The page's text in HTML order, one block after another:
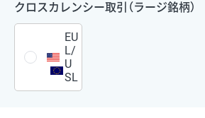
クロスカレンシー取引（ラージ銘柄）
EU
L/
U
SL